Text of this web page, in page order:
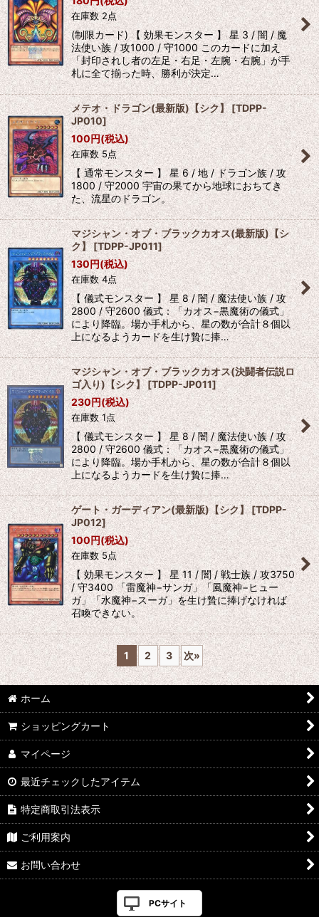
在庫数 2点
(制限カード) 【 効果モンスター 】 星 3 / 闇 / 魔
法使い族 / 攻1000 / 守1000 このカードに加え
「封印されし者の左足・右足・左腕・右腕」が手
札に全て揃った時、勝利が決定…
メテオ・ドラゴン(最新版)【シク】[TDPP-
JP010]
100円(税込)
在庫数 5点
【 通常モンスター 】 星 6 / 地 / ドラゴン族 / 攻
1800 / 守2000 宇宙の果てから地球におちてき
た、流星のドラゴン。
マジシャン・オブ・ブラックカオス(最新版)【シ
ク】[TDPP-JP011]
130円(税込)
在庫数 4点
【 儀式モンスター 】 星 8 / 闇 / 魔法使い族 / 攻
2800 / 守2600 儀式：「カオス−黒魔術の儀式」
により降臨。場か手札から、星の数が合計８個以
上になるようカードを生け贄に捧…
マジシャン・オブ・ブラックカオス(決闘者伝説ロ
ゴ入り)【シク】 [TDPP-JP011]
230円(税込)
在庫数 1点
【 儀式モンスター 】 星 8 / 闇 / 魔法使い族 / 攻
2800 / 守2600 儀式：「カオス−黒魔術の儀式」
により降臨。場か手札から、星の数が合計８個以
上になるようカードを生け贄に捧…
ゲート・ガーディアン(最新版)【シク】[TDPP-
JP012]
100円(税込)
在庫数 5点
【 効果モンスター 】 星 11 / 闇 / 戦士族 / 攻3750
/ 守3400 「雷魔神−サンガ」「風魔神−ヒュー
ガ」「水魔神−スーガ」を生け贄に捧げなければ
召喚できない。
1 2 3 次»
ホーム
ショッピングカート
マイページ
最近チェックしたアイテム
特定商取引法表示
ご利用案内
お問い合わせ
PCサイト